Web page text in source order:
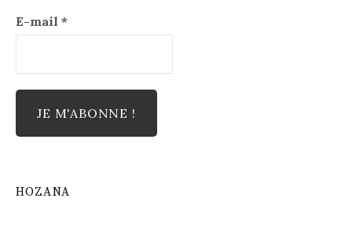
E-mail *
HOZANA